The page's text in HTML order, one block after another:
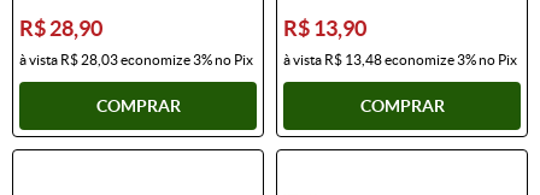
R$ 28,90
à vista R$ 28,03economize3%no Pix
COMPRAR
R$ 13,90
à vista R$ 13,48economize3%no Pix
COMPRAR